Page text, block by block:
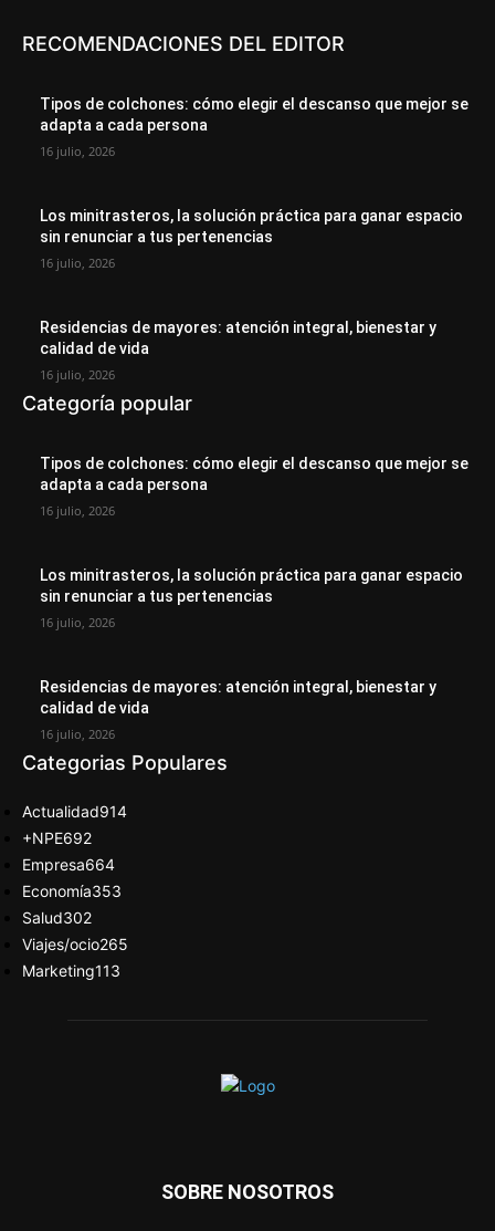
RECOMENDACIONES DEL EDITOR
Tipos de colchones: cómo elegir el descanso que mejor se
adapta a cada persona
16 julio, 2026
Los minitrasteros, la solución práctica para ganar espacio
sin renunciar a tus pertenencias
16 julio, 2026
Residencias de mayores: atención integral, bienestar y
calidad de vida
16 julio, 2026
Categoría popular
Tipos de colchones: cómo elegir el descanso que mejor se
adapta a cada persona
16 julio, 2026
Los minitrasteros, la solución práctica para ganar espacio
sin renunciar a tus pertenencias
16 julio, 2026
Residencias de mayores: atención integral, bienestar y
calidad de vida
16 julio, 2026
Categorias Populares
Actualidad914
+NPE692
Empresa664
Economía353
Salud302
Viajes/ocio265
Marketing113
SOBRE NOSOTROS